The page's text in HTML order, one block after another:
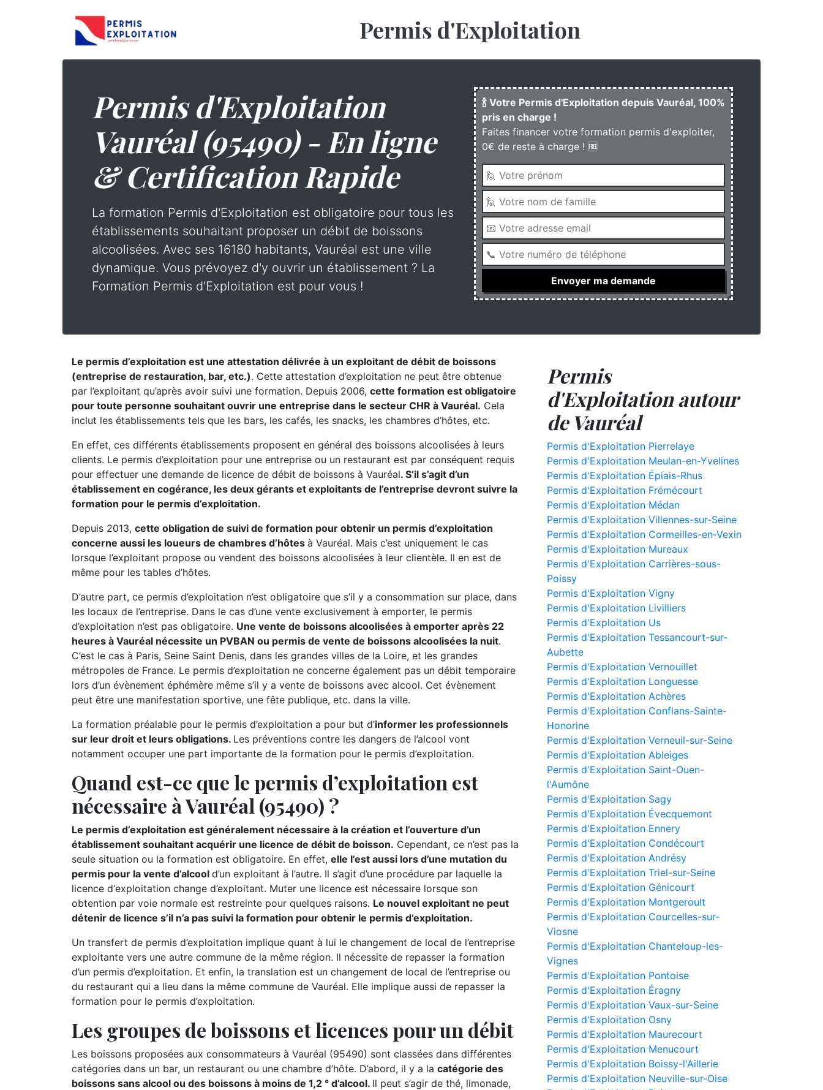
Permis d'Exploitation
Permis d'Exploitation
Vauréal (95490) - En ligne
& Certification Rapide
La formation Permis d'Exploitation est obligatoire pour tous les
établissements souhaitant proposer un débit de boissons
alcoolisées. Avec ses 16180 habitants, Vauréal est une ville
dynamique. Vous prévoyez d'y ouvrir un établissement ? La
Formation Permis d'Exploitation est pour vous !
🍾 Votre Permis d'Exploitation depuis Vauréal, 100%
pris en charge !
Faites financer votre formation permis d'exploiter,
0€ de reste à charge ! 🆓
Le permis d’exploitation est une attestation délivrée à un exploitant de débit de boissons
(entreprise de restauration, bar, etc.). Cette attestation d’exploitation ne peut être obtenue
par l’exploitant qu’après avoir suivi une formation. Depuis 2006, cette formation est obligatoire
pour toute personne souhaitant ouvrir une entreprise dans le secteur CHR à Vauréal. Cela
inclut les établissements tels que les bars, les cafés, les snacks, les chambres d’hôtes, etc.
En effet, ces différents établissements proposent en général des boissons alcoolisées à leurs
clients. Le permis d’exploitation pour une entreprise ou un restaurant est par conséquent requis
pour effectuer une demande de licence de débit de boissons à Vauréal. S’il s’agit d’un
établissement en cogérance, les deux gérants et exploitants de l’entreprise devront suivre la
formation pour le permis d’exploitation.
Depuis 2013, cette obligation de suivi de formation pour obtenir un permis d’exploitation
concerne aussi les loueurs de chambres d’hôtes à Vauréal. Mais c’est uniquement le cas
lorsque l’exploitant propose ou vendent des boissons alcoolisées à leur clientèle. Il en est de
même pour les tables d’hôtes.
D’autre part, ce permis d’exploitation n’est obligatoire que s’il y a consommation sur place, dans
les locaux de l’entreprise. Dans le cas d’une vente exclusivement à emporter, le permis
d’exploitation n’est pas obligatoire. Une vente de boissons alcoolisées à emporter après 22
heures à Vauréal nécessite un PVBAN ou permis de vente de boissons alcoolisées la nuit.
C’est le cas à Paris, Seine Saint Denis, dans les grandes villes de la Loire, et les grandes
métropoles de France. Le permis d’exploitation ne concerne également pas un débit temporaire
lors d’un évènement éphémère même s’il y a vente de boissons avec alcool. Cet évènement
peut être une manifestation sportive, une fête publique, etc. dans la ville.
La formation préalable pour le permis d’exploitation a pour but d’informer les professionnels
sur leur droit et leurs obligations. Les préventions contre les dangers de l’alcool vont
notamment occuper une part importante de la formation pour le permis d’exploitation.
Quand est-ce que le permis d’exploitation est
nécessaire à Vauréal (95490) ?
Le permis d’exploitation est généralement nécessaire à la création et l’ouverture d’un
établissement souhaitant acquérir une licence de débit de boisson. Cependant, ce n’est pas la
seule situation ou la formation est obligatoire. En effet, elle l’est aussi lors d’une mutation du
permis pour la vente d’alcool d’un exploitant à l’autre. Il s’agit d’une procédure par laquelle la
licence d‘exploitation change d’exploitant. Muter une licence est nécessaire lorsque son
obtention par voie normale est restreinte pour quelques raisons. Le nouvel exploitant ne peut
détenir de licence s’il n’a pas suivi la formation pour obtenir le permis d’exploitation.
Un transfert de permis d’exploitation implique quant à lui le changement de local de l’entreprise
exploitante vers une autre commune de la même région. Il nécessite de repasser la formation
d’un permis d’exploitation. Et enfin, la translation est un changement de local de l’entreprise ou
du restaurant qui a lieu dans la même commune de Vauréal. Elle implique aussi de repasser la
formation pour le permis d’exploitation.
Les groupes de boissons et licences pour un débit
Les boissons proposées aux consommateurs à Vauréal (95490) sont classées dans différentes
catégories dans un bar, un restaurant ou une chambre d’hôte. D’abord, il y a la catégorie des
boissons sans alcool ou des boissons à moins de 1,2 ° d’alcool. Il peut s’agir de thé, limonade,
Permis
d'Exploitation autour
de Vauréal
Permis d'Exploitation Pierrelaye
Permis d'Exploitation Meulan-en-Yvelines
Permis d'Exploitation Épiais-Rhus
Permis d'Exploitation Frémécourt
Permis d'Exploitation Médan
Permis d'Exploitation Villennes-sur-Seine
Permis d'Exploitation Cormeilles-en-Vexin
Permis d'Exploitation Mureaux
Permis d'Exploitation Carrières-sous-
Poissy
Permis d'Exploitation Vigny
Permis d'Exploitation Livilliers
Permis d'Exploitation Us
Permis d'Exploitation Tessancourt-sur-
Aubette
Permis d'Exploitation Vernouillet
Permis d'Exploitation Longuesse
Permis d'Exploitation Achères
Permis d'Exploitation Conflans-Sainte-
Honorine
Permis d'Exploitation Verneuil-sur-Seine
Permis d'Exploitation Ableiges
Permis d'Exploitation Saint-Ouen-
l'Aumône
Permis d'Exploitation Sagy
Permis d'Exploitation Évecquemont
Permis d'Exploitation Ennery
Permis d'Exploitation Condécourt
Permis d'Exploitation Andrésy
Permis d'Exploitation Triel-sur-Seine
Permis d'Exploitation Génicourt
Permis d'Exploitation Montgeroult
Permis d'Exploitation Courcelles-sur-
Viosne
Permis d'Exploitation Chanteloup-les-
Vignes
Permis d'Exploitation Pontoise
Permis d'Exploitation Éragny
Permis d'Exploitation Vaux-sur-Seine
Permis d'Exploitation Osny
Permis d'Exploitation Maurecourt
Permis d'Exploitation Menucourt
Permis d'Exploitation Boissy-l'Aillerie
Permis d'Exploitation Neuville-sur-Oise